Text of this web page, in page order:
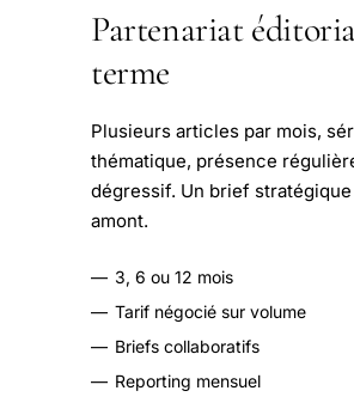
Partenariat
terme
Plusieurs articles par mois,
thématique, présence
dégressif. Un brief
amont.
— 3, 6 ou 12 mois
— Tarif négocié sur volume
— Briefs collaboratifs
— Reporting mensuel